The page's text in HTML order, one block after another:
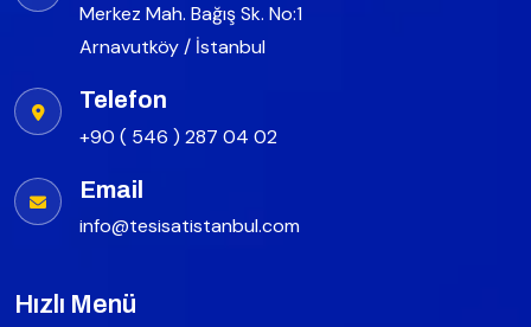
Merkez Mah. Bağış Sk. No:1
Arnavutköy / İstanbul
Telefon
+90 ( 546 ) 287 04 02
Email
info@tesisatistanbul.com
Hızlı Menü